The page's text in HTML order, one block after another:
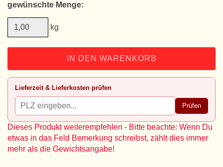
gewünschte Menge:
kg
IN DEN WARENKORB
Lieferzeit & Lieferkosten prüfen
Prüfen
Dieses Produkt weiterempfehlen - Bitte beachte: Wenn Du
etwas in das Feld Bemerkung schreibst, zählt dies immer
mehr als die Gewichtsangabe!